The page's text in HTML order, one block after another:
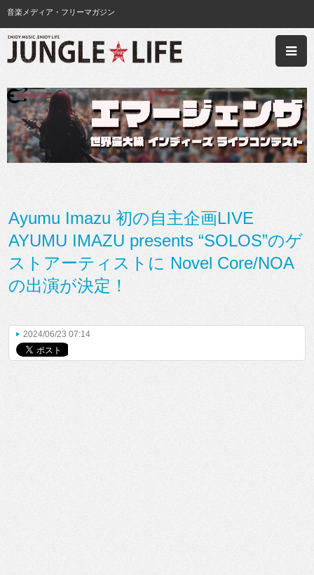
音楽メディア・フリーマガジン
Ayumu Imazu 初の自主企画LIVE
AYUMU IMAZU presents “SOLOS”のゲ
ストアーティストに Novel Core/NOA
の出演が決定！
2024/06/23 07:14